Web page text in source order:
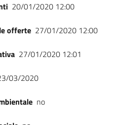
20/01/2020 12:00
offerte 27/01/2020 12:00
27/01/2020 12:01
03/2020
no